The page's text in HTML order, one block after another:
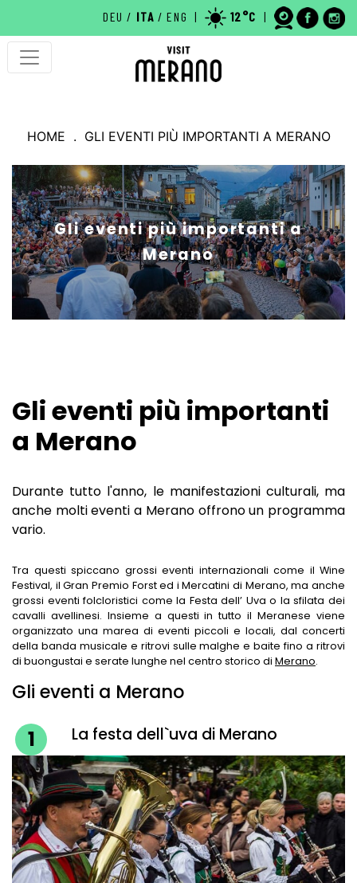
DEU / ITA / ENG | 12°C |
MERANO - LA CITTÀ TERMALE
COSE DA VEDERE
CURIOSITÀ
HOTEL A MERANO
WEBCAM
TERME DI MERANO
MERCATI A MERANO
MUSEI A MERANO
SCENA SOPRA MERANO
LAGUNDO
AVELENGO
LANA
VEDERE & VIVERE
TOP METE ESCURSIONISTICHE
MALGHE E RIFUGI
MALGHE E RIFUGI
LUOGHI DI RIPOSO UNICI
SHOPPING A MERANO
LUNGHE SERATE D'ESTATE
RISTORANTI A MERANO
CANTINE A MERANO
HOTELS & CO
HOTEL A MERANO
CENTRI BENESSERE
APPARTAMENTI A MERANO
HOTEL A AVELENGO
HOTEL A LAGUNDO
HOTEL A LANA
HOTEL IN VAL PASSIRIA
BLOG
HOME . GLI EVENTI PIÙ IMPORTANTI A MERANO
Gli eventi più importanti a
Merano
Gli eventi più importanti
a Merano
Durante tutto l'anno, le manifestazioni culturali, ma
anche molti eventi a Merano offrono un programma
vario.
Tra questi spiccano grossi eventi internazionali come il Wine
Festival, il Gran Premio Forst ed i Mercatini di Merano, ma anche
grossi eventi folcloristici come la Festa dell’ Uva o la sfilata dei
cavalli avellinesi. Insieme a questi in tutto il Meranese viene
organizzato una marea di eventi piccoli e locali, dal concerti
della banda musicale e ritrovi sulle malghe e baite fino a ritrovi
di buongustai e serate lunghe nel centro storico di Merano.
Gli eventi a Merano
1 La festa dell`uva di Merano